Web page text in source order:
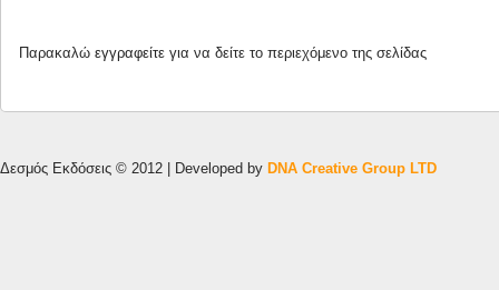
Παρακαλώ εγγραφείτε για να δείτε το περιεχόμενο της σελίδας
Δεσμός Εκδόσεις © 2012 | Developed by DNA Creative Group LTD